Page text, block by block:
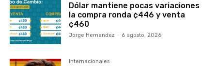
Dólar mantiene pocas variaciones
la compra ronda ¢446 y venta
¢460
Jorge Hernandez - 6 agosto, 2026
Internacionales